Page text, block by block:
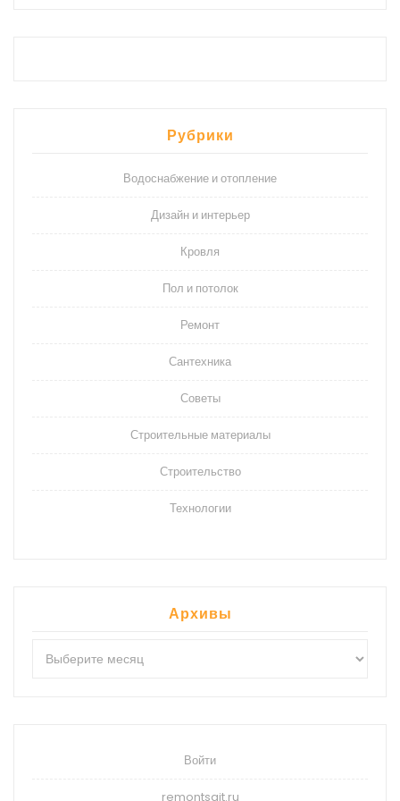
Рубрики
Водоснабжение и отопление
Дизайн и интерьер
Кровля
Пол и потолок
Ремонт
Сантехника
Советы
Строительные материалы
Строительство
Технологии
Архивы
Войти
remontsait.ru